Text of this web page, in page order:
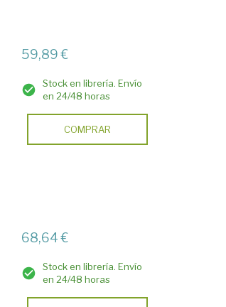
59,89 €
Stock en librería. Envío
en 24/48 horas
COMPRAR
68,64 €
Stock en librería. Envío
en 24/48 horas